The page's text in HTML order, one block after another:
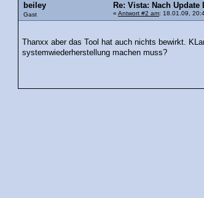
beiley
Gast
Re: Vista: Nach
« Antwort #2 am: 18.01.09,
Thanxx aber das Tool hat auch nichts bewirkt.
systemwiederherstellung machen muss?